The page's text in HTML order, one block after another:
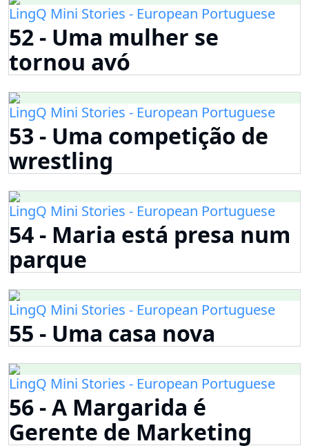
LingQ Mini Stories - European Portuguese
52 - Uma mulher se
tornou avó
LingQ Mini Stories - European Portuguese
53 - Uma competição de
wrestling
LingQ Mini Stories - European Portuguese
54 - Maria está presa num
parque
LingQ Mini Stories - European Portuguese
55 - Uma casa nova
LingQ Mini Stories - European Portuguese
56 - A Margarida é
Gerente de Marketing